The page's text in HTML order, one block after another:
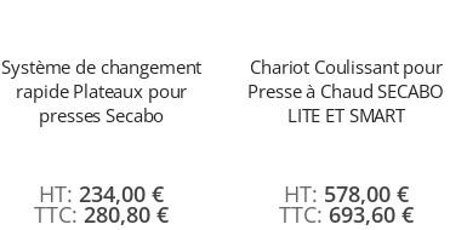
Système de changement
rapide Plateaux pour
presses Secabo
280,80 €
234,00 €
Chariot Coulissant pour
Presse à Chaud SECABO
LITE ET SMART
693,60 €
578,00 €
Pack 6L Encres pour transfert DTF avec solution de nettoyage
Rating:
289,00 €